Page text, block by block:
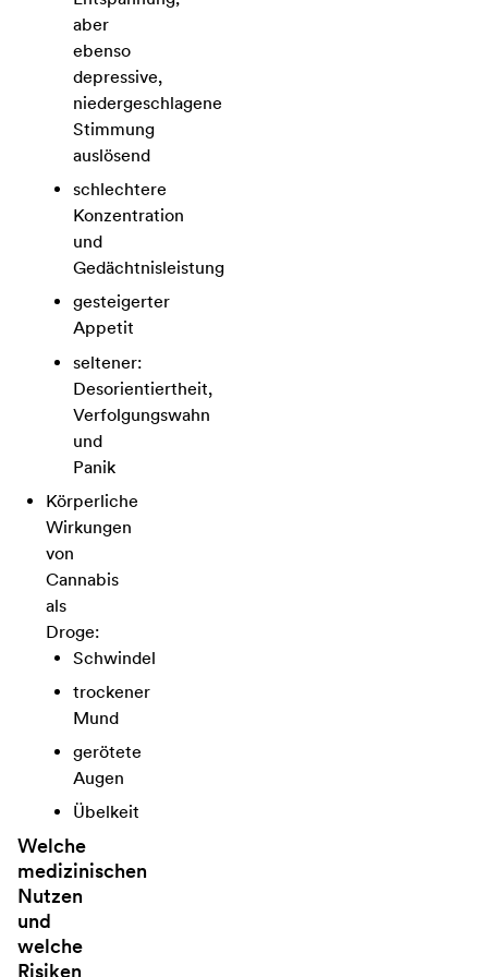
aber
ebenso
depressive,
niedergeschlagene
Stimmung
auslösend
schlechtere
Konzentration
und
Gedächtnisleistung
gesteigerter
Appetit
seltener:
Desorientiertheit,
Verfolgungswahn
und
Panik
Körperliche
Wirkungen
von
Cannabis
als
Droge:
Schwindel
trockener
Mund
gerötete
Augen
Übelkeit
Welche
medizinischen
Nutzen
und
welche
Risiken